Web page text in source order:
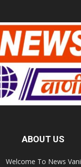
ABOUT US
Welcome To News Vani